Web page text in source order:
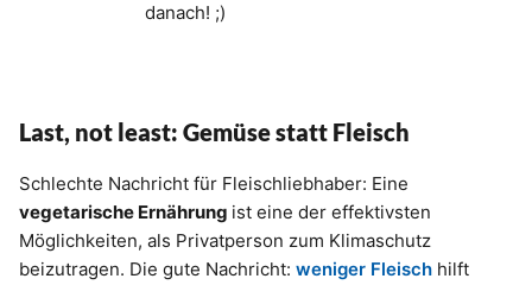
danach! ;)
Last, not least: Gemüse statt Fleisch
Schlechte Nachricht für Fleischliebhaber: Eine
vegetarische Ernährung ist eine der effektivsten
Möglichkeiten, als Privatperson zum Klimaschutz
beizutragen. Die gute Nachricht: weniger Fleisch hilft